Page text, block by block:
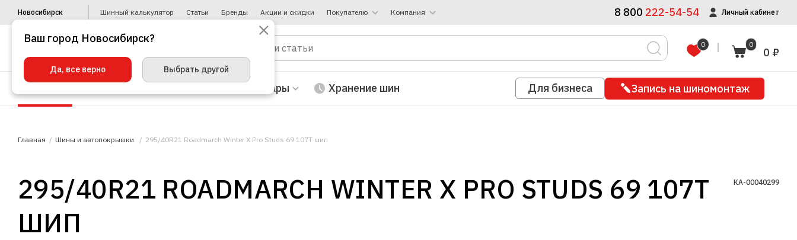
Новосибирск Шинный калькулятор Статьи Бренды Акции и скидки Покупателю Компания 8 800 222-54-54 Личный кабинет
0 0
0 ₽
Автотовары Хранение шин Для бизнеса Запись на шиномонтаж
Главная Шины и автопокрышки 295/40R21 Roadmarch Winter X Pro Studs 69 107T шип
295/40R21 ROADMARCH WINTER X PRO STUDS 69 107T
ШИП
КА-00040299
Ваш город Новосибирск?
Да, все верно Выбрать другой